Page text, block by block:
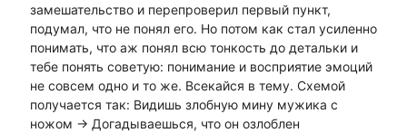
замешательство и перепроверил первый пункт,
подумал, что не понял его. Но потом как стал усиленно
понимать, что аж понял всю тонкость до детальки и
тебе понять советую: понимание и восприятие эмоций
не совсем одно и то же. Всекайся в тему. Схемой
получается так: Видишь злобную мину мужика с
ножом -> Догадываешься, что он озлоблен